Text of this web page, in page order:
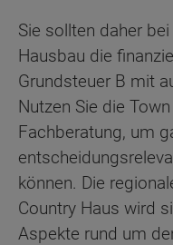
Sie sollten daher
Hausbau die
Grundsteuer B mit
Nutzen Sie die
Fachberatung, um
können. Die
Country Haus wird
Aspekte rund um